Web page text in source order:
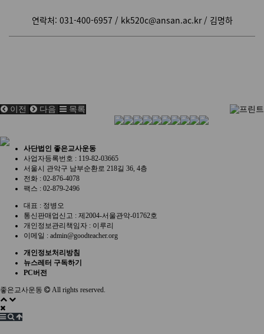
연락처: 031-400-6957 / kk520c@ansan.ac.kr / 김명하
이전 다음 목록
사단법인 좋은교사운동
사업자등록번호 : 119-82-03665
서울시 관악구 남부순환로 218길 36, 4층
전화 : 02-876-4078
팩스 : 02-879-2496
대표 : 정병오
통신판매업신고 : 제2004-서울관악-01762호
개인정보관리책임자 : 이루리
이메일 : admin@goodteacher.org
개인정보처리방침
뉴스레터 구독하기
PC버전
좋은교사운동 All rights reserved.